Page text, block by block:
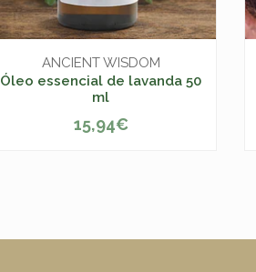
ANCIENT WISDOM
Óleo essencial de lavanda 50
ml
+
15,94€